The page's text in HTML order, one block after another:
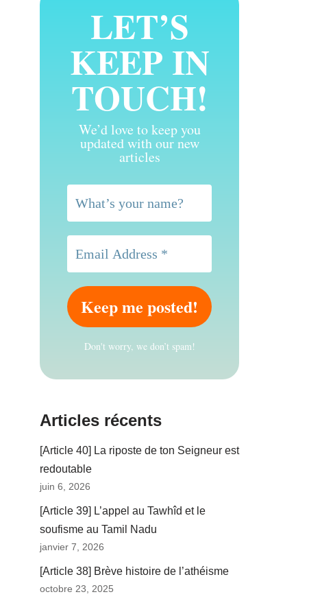
LET’S
KEEP IN
TOUCH!
We’d love to keep you
updated with our new
articles
Don't worry, we don’t spam!
Articles récents
[Article 40] La riposte de ton Seigneur est
redoutable
juin 6, 2026
[Article 39] L’appel au Tawhîd et le
soufisme au Tamil Nadu
janvier 7, 2026
[Article 38] Brève histoire de l’athéisme
octobre 23, 2025